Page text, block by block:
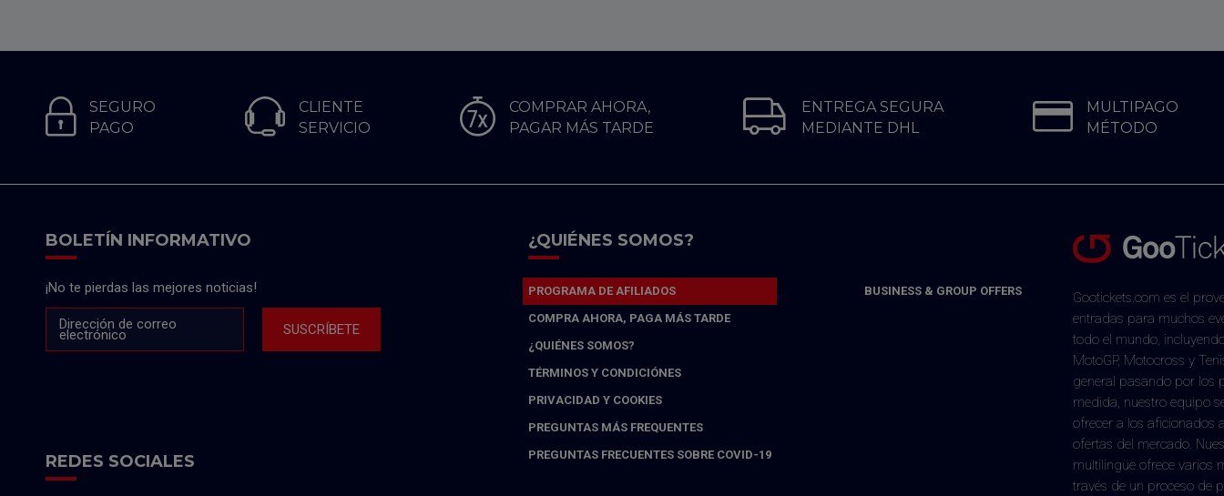
SEGURO
PAGO
CLIENTE
SERVICIO
COMPRAR AHORA,
PAGAR MÁS TARDE
ENTREGA SEGURA
MEDIANTE DHL
MULTIPAGO
MÉTODO
BOLETÍN INFORMATIVO
¡No te pierdas las mejores noticias!
Dirección de correo
electrónico SUSCRÍBETE
REDES SOCIALES
¿QUIÉNES SOMOS?
PROGRAMA DE AFILIADOS
COMPRA AHORA, PAGA MÁS TARDE
¿QUIÉNES SOMOS?
TÉRMINOS Y CONDICIÓNES
PRIVACIDAD Y COOKIES
PREGUNTAS MÁS FREQUENTES
PREGUNTAS FRECUENTES SOBRE COVID-19
BUSINESS & GROUP OFFERS
Gootickets.com es el
entradas para muchos
todo el mundo,
MotoGP, Motocross y
general pasando por los
medida, nuestro equipo
ofrecer a los aficionados
ofertas del mercado.
multilingüe ofrece varios
través de un proceso de